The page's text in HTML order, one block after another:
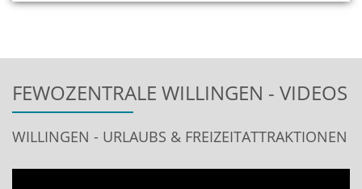
FEWOZENTRALE WILLINGEN - VIDEOS
WILLINGEN - URLAUBS & FREIZEITATTRAKTIONEN